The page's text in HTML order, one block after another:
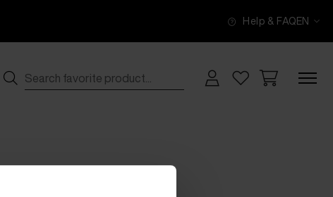
Help & FAQEN